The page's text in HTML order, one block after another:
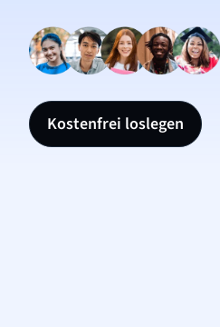
Kostenfrei loslegen